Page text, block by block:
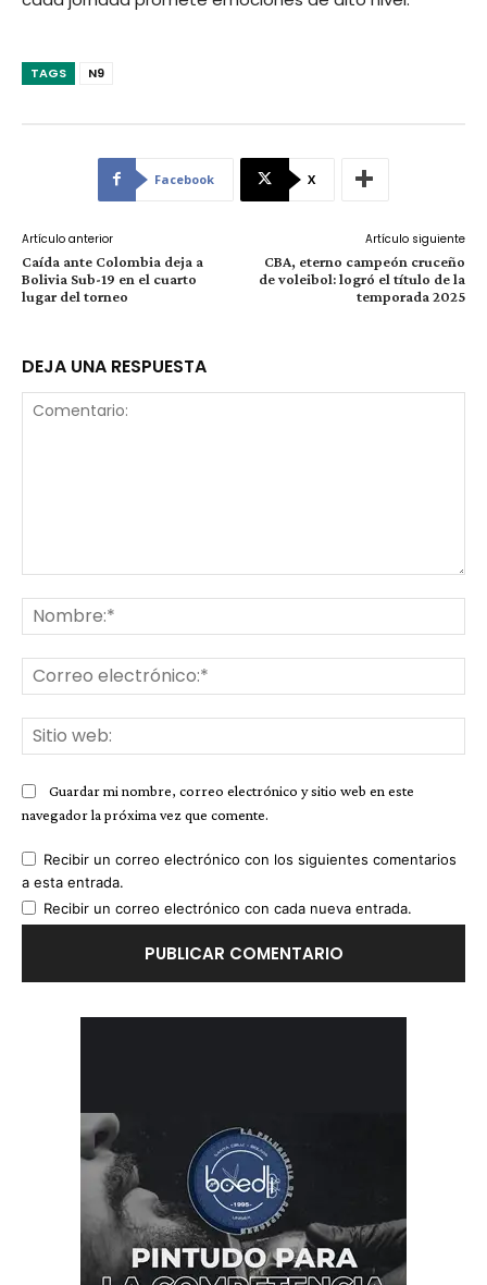
TAGS N9
Facebook X
Artículo anterior
Caída ante Colombia deja a
Bolivia Sub-19 en el cuarto
lugar del torneo
Artículo siguiente
CBA, eterno campeón cruceño
de voleibol: logró el título de la
temporada 2025
DEJA UNA RESPUESTA
Guardar mi nombre, correo electrónico y sitio web en este
navegador la próxima vez que comente.
Recibir un correo electrónico con los siguientes comentarios
a esta entrada.
Recibir un correo electrónico con cada nueva entrada.